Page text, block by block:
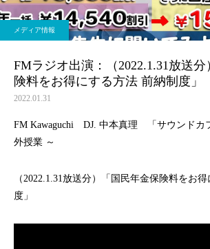
メディア情報
FMラジオ出演：（2022.1.31放送
険料をお得にする方法 前納制度」
2022.01.31
FM Kawaguchi DJ. 中本真理 「サウンドカ
外授業 ～
（2022.1.31放送分）「国民年金保険料をお
度」